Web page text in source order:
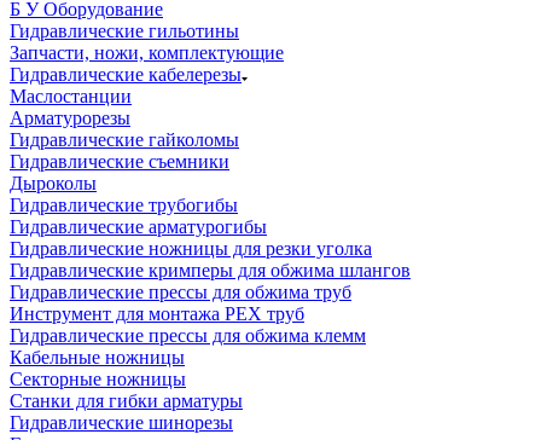
Б У Оборудование
Гидравлические гильотины
Запчасти, ножи, комплектующие
Гидравлические кабелерезы
Маслостанции
Арматурорезы
Гидравлические гайколомы
Гидравлические съемники
Дыроколы
Гидравлические трубогибы
Гидравлические арматурогибы
Гидравлические ножницы для резки уголка
Гидравлические кримперы для обжима шлангов
Гидравлические прессы для обжима труб
Инструмент для монтажа PEX труб
Гидравлические прессы для обжима клемм
Кабельные ножницы
Секторные ножницы
Станки для гибки арматуры
Гидравлические шинорезы